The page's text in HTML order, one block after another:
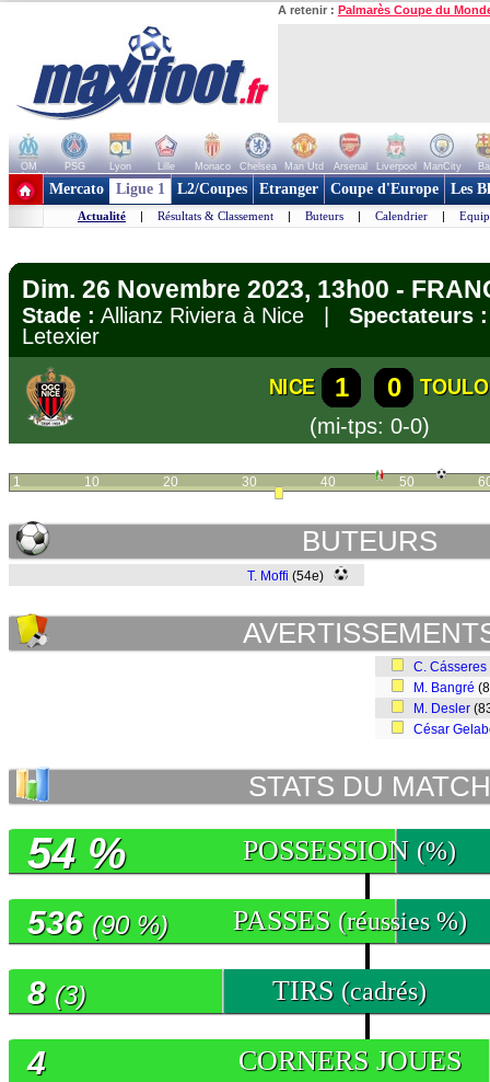
A retenir : Palmarès Coupe du
OM PSG Lyon Lille Monaco Chelsea Man Utd Arsenal Liverpool ManCity
+ de clubs
Mercato Ligue 1 L2/Coupes Etranger Coupe d'Europe Les
Actualité | Résultats & Classement | Buteurs | Calendrier |
Dim. 26 Novembre 2023, 13h00 -
Stade : Allianz Riviera à Nice | Spectateurs :
Letexier
NICE 1 0
(mi-tps: 0-0)
1 10 20 30 40 50
BUTEURS
T. Moffi (54e)
C. Cásseres
M. Bangré
M. Desler
César
STATS DU MATCH
POSSESSION (%)
54 %
PASSES (réussies %)
536 (90 %)
TIRS (cadrés)
8 (3)
CORNERS JOUES
4